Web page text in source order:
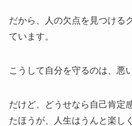
だから、人の欠点を見つける
ています。
こうして自分を守るのは、悪
だけど、どうせなら自己肯定
たほうが、人生はうんと楽し